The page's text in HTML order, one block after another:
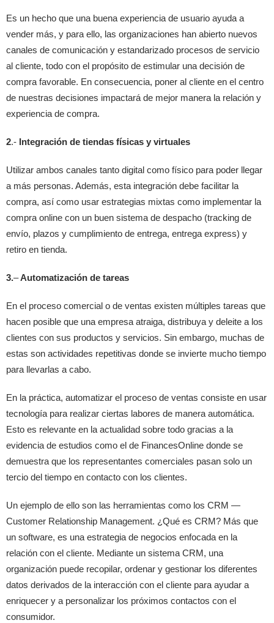
Es un hecho que una buena experiencia de usuario ayuda a
vender más, y para ello, las organizaciones han abierto nuevos
canales de comunicación y estandarizado procesos de servicio
al cliente, todo con el propósito de estimular una decisión de
compra favorable. En consecuencia, poner al cliente en el centro
de nuestras decisiones impactará de mejor manera la relación y
experiencia de compra.
2.- Integración de tiendas físicas y virtuales
Utilizar ambos canales tanto digital como físico para poder llegar
a más personas. Además, esta integración debe facilitar la
compra, así como usar estrategias mixtas como implementar la
compra online con un buen sistema de despacho (tracking de
envío, plazos y cumplimiento de entrega, entrega express) y
retiro en tienda.
3.–Automatización de tareas
En el proceso comercial o de ventas existen múltiples tareas que
hacen posible que una empresa atraiga, distribuya y deleite a los
clientes con sus productos y servicios. Sin embargo, muchas de
estas son actividades repetitivas donde se invierte mucho tiempo
para llevarlas a cabo.
En la práctica, automatizar el proceso de ventas consiste en usar
tecnología para realizar ciertas labores de manera automática.
Esto es relevante en la actualidad sobre todo gracias a la
evidencia de estudios como el de FinancesOnline donde se
demuestra que los representantes comerciales pasan solo un
tercio del tiempo en contacto con los clientes.
Un ejemplo de ello son las herramientas como los CRM —
Customer Relationship Management. ¿Qué es CRM? Más que
un software, es una estrategia de negocios enfocada en la
relación con el cliente. Mediante un sistema CRM, una
organización puede recopilar, ordenar y gestionar los diferentes
datos derivados de la interacción con el cliente para ayudar a
enriquecer y a personalizar los próximos contactos con el
consumidor.